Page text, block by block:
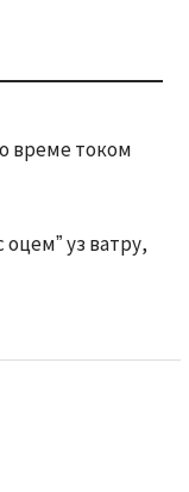
време током
уз ватру,